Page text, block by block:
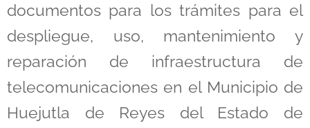
documentos para los trámites para el
despliegue, uso, mantenimiento y
reparación de infraestructura de
telecomunicaciones en el Municipio de
Huejutla de Reyes del Estado de